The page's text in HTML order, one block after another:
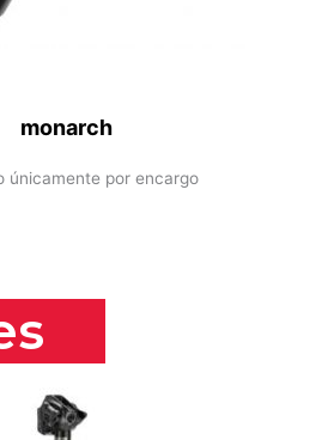
monarch
únicamente por encargo